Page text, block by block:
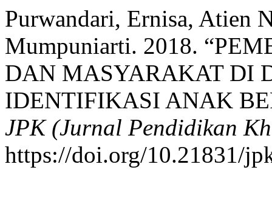
Purwandari, Ernisa, Atien
Mumpuniarti. 2018.
DAN MASYARAKAT DI
IDENTIFIKASI ANAK
JPK (Jurnal Pendidikan
https://doi.org/10.21831/